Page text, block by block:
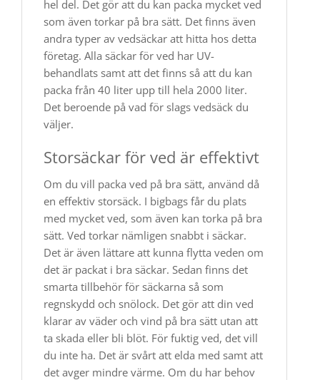
hel del. Det gör att du kan packa mycket ved
som även torkar på bra sätt. Det finns även
andra typer av vedsäckar att hitta hos detta
företag. Alla säckar för ved har UV-
behandlats samt att det finns så att du kan
packa från 40 liter upp till hela 2000 liter.
Det beroende på vad för slags vedsäck du
väljer.
Storsäckar för ved är effektivt
Om du vill packa ved på bra sätt, använd då
en effektiv storsäck. I bigbags får du plats
med mycket ved, som även kan torka på bra
sätt. Ved torkar nämligen snabbt i säckar.
Det är även lättare att kunna flytta veden om
det är packat i bra säckar. Sedan finns det
smarta tillbehör för säckarna så som
regnskydd och snölock. Det gör att din ved
klarar av väder och vind på bra sätt utan att
ta skada eller bli blöt. För fuktig ved, det vill
du inte ha. Det är svårt att elda med samt att
det avger mindre värme. Om du har behov